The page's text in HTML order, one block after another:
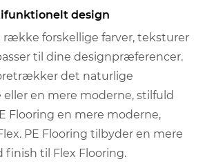
design
række forskellige farver, teksturer
til dine designpræferencer.
det naturlige
en mere moderne, stilfuld
Flooring en mere moderne,
PE Flooring tilbyder en mere
finish til Flex Flooring.